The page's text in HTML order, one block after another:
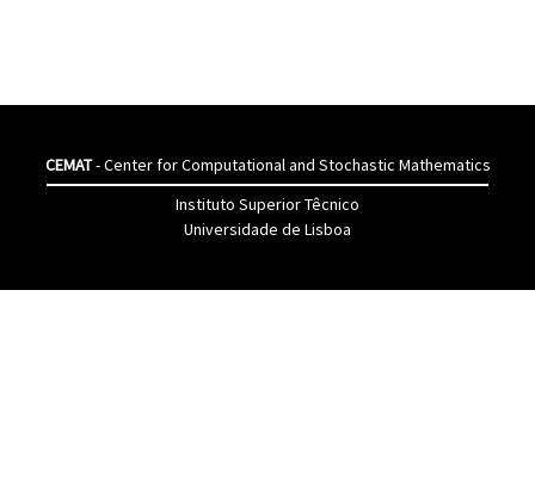
CEMAT- Center for Computational and Stochastic Mathematics
Instituto Superior Têcnico
Universidade de Lisboa